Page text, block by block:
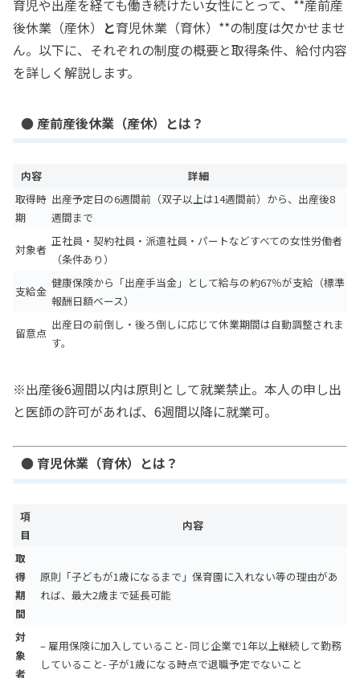
育児や出産を経ても働き続けたい女性にとって、**産前産
後休業（産休） と育児休業（育休）**の制度は欠かせませ
ん。以下に、それぞれの制度の概要と取得条件、給付内容
を詳しく解説します。
● 産前産後休業（産休）とは？
内容
詳細
取得時
期
出産予定日の6週間前（双子以上は14週間前）から、出産後8
週間まで
対象者
正社員・契約社員・派遣社員・パートなどすべての女性労働者
（条件あり）
支給金
健康保険から「出産手当金」として給与の約67％が支給（標準
報酬日額ベース）
留意点
出産日の前倒し・後ろ倒しに応じて休業期間は自動調整されま
す。
※出産後6週間以内は原則として就業禁止。本人の申し出
と医師の許可があれば、6週間以降に就業可。
● 育児休業（育休）とは？
項
目
内容
取
得
期
間
原則「子どもが1歳になるまで」保育園に入れない等の理由があ
れば、最大2歳まで延長可能
対
象
者
– 雇用保険に加入していること- 同じ企業で1年以上継続して勤務
していること- 子が1歳になる時点で退職予定でないこと